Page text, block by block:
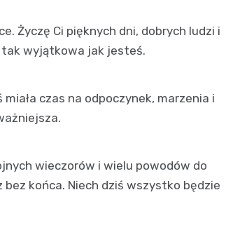
Życzę Ci pięknych dni, dobrych ludzi i
tak wyjątkowa jak jesteś.
czas na odpoczynek, marzenia i
wieczorów i wielu powodów do
końca. Niech dziś wszystko będzie